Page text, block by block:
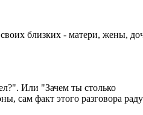
близких - матери, жены,
Или "Зачем ты столько
сам факт этого разговора